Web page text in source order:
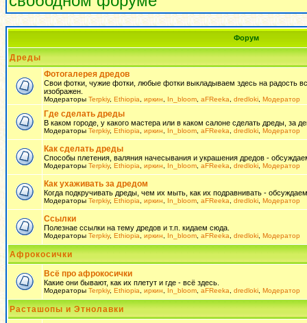
Форум
Дреды
Фотогалерея дредов
Свои фотки, чужие фотки, любые фотки выкладываем здесь на радость
изображен.
Модераторы Terpkiy, Ethiopia иркин In_bloom aFReeka dredloki Модератор
Где сделать дреды
В каком городе, у какого мастера или в каком салоне сделать дреды, за
Модераторы Terpkiy, Ethiopia иркин In_bloom aFReeka dredloki Модератор
Как сделать дреды
Способы плетения, валяния начесывания и украшения дредов -
Модераторы Terpkiy, Ethiopia иркин In_bloom aFReeka dredloki Модератор
Как ухаживать за дредом
Когда подкручивать дреды, чем их мыть, как их подравнивать - обсуждаем
Модераторы Terpkiy, Ethiopia иркин In_bloom aFReeka dredloki Модератор
Ссылки
Полезнае ссылки на тему дредов и т.п. кидаем сюда.
Модераторы Terpkiy, Ethiopia иркин In_bloom aFReeka dredloki Модератор
Афрокосички
Всё про афрокосички
Какие они бывают, как их плетут и где - всё здесь.
Модераторы Terpkiy, Ethiopia иркин In_bloom aFReeka dredloki Модератор
Расташопы и Этнолавки